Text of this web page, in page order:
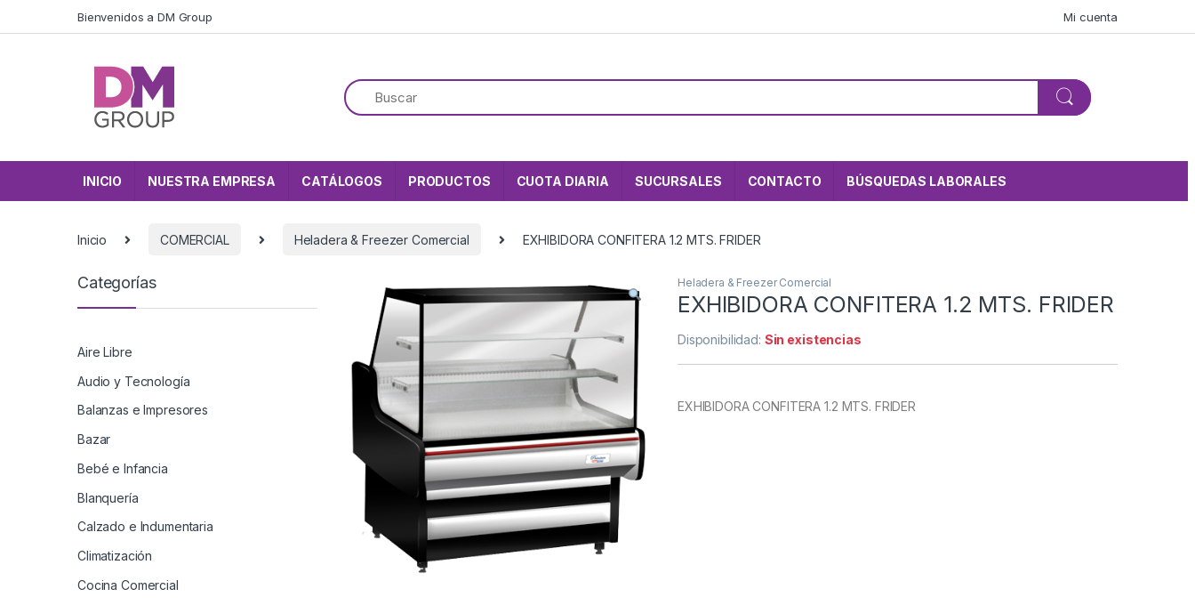
Bienvenidos a DM Group Mi cuenta
INICIO NUESTRA EMPRESA CATÁLOGOS PRODUCTOS CUOTA DIARIA SUCURSALES CONTACTO BÚSQUEDAS LABORALES
Inicio COMERCIAL Heladera & Freezer Comercial EXHIBIDORA CONFITERA 1.2 MTS. FRIDER
Heladera & Freezer Comercial
EXHIBIDORA CONFITERA 1.2 MTS. FRIDER
Disponibilidad: Sin existencias
EXHIBIDORA CONFITERA 1.2 MTS. FRIDER
Categorías
Aire Libre
Audio y Tecnología
Balanzas e Impresores
Bazar
Bebé e Infancia
Blanquería
Calzado e Indumentaria
Climatización
Cocina Comercial